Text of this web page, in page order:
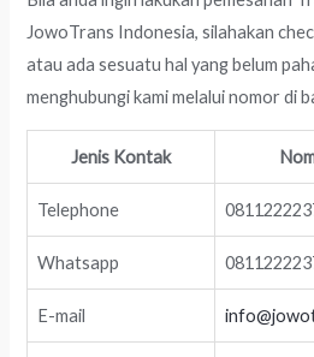
JowoTrans Indonesia, silahakan
atau ada sesuatu hal yang belum
menghubungi kami melalui nomor di
Jenis Kontak
Telephone
Whatsapp
E-mail